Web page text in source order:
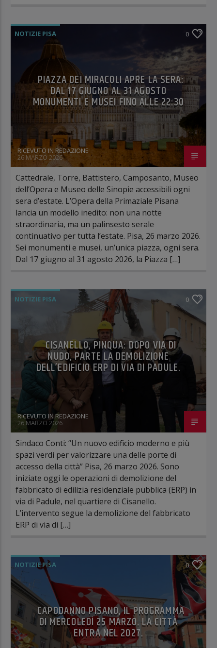
NOTIZIE PISA 0
PIAZZA DEI MIRACOLI APRE LA SERA:
DAL 17 GIUGNO AL 31 AGOSTO
MONUMENTI E MUSEI FINO ALLE 22:30
RICEVUTO IN REDAZIONE
26 MARZO 2026
Cattedrale, Torre, Battistero, Camposanto, Museo
dell’Opera e Museo delle Sinopie accessibili ogni
sera d’estate. L’Opera della Primaziale Pisana
lancia un modello inedito: non una notte
straordinaria, ma un palinsesto serale
continuativo per tutta l’estate. Pisa, 26 marzo 2026.
Sei monumenti e musei, un’unica piazza, ogni sera.
Dal 17 giugno al 31 agosto 2026, la Piazza […]
NOTIZIE PISA 0
CISANELLO, PINQUA: DOPO VIA DI
NUDO, PARTE LA DEMOLIZIONE
DELL’EDIFICIO ERP DI VIA DI PADULE.
RICEVUTO IN REDAZIONE
26 MARZO 2026
Sindaco Conti: “Un nuovo edificio moderno e più
spazi verdi per valorizzare una delle porte di
accesso della città” Pisa, 26 marzo 2026. Sono
iniziate oggi le operazioni di demolizione del
fabbricato di edilizia residenziale pubblica (ERP) in
via di Padule, nel quartiere di Cisanello.
L’intervento segue la demolizione del fabbricato
ERP di via di […]
NOTIZIE PISA 0
CAPODANNO PISANO, IL PROGRAMMA
DI MERCOLEDÌ 25 MARZO. LA CITTÀ
ENTRA NEL 2027.